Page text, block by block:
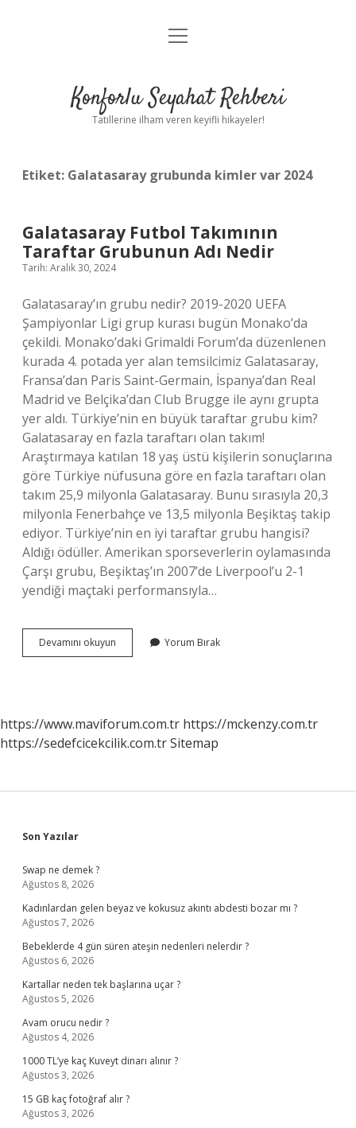
Anasayfa
Yasal Uyarı
menüyü
Konforlu Seyahat Rehberi
Tatillerine ilham veren keyifli hikayeler!
Etiket: Galatasaray grubunda kimler var 2024
Galatasaray Futbol Takımının
Taraftar Grubunun Adı Nedir
Tarih: Aralık 30, 2024
Galatasaray’ın grubu nedir? 2019-2020 UEFA
Şampiyonlar Ligi grup kurası bugün Monako’da
çekildi. Monako’daki Grimaldi Forum’da düzenlenen
kurada 4. potada yer alan temsilcimiz Galatasaray,
Fransa’dan Paris Saint-Germain, İspanya’dan Real
Madrid ve Belçika’dan Club Brugge ile aynı grupta
yer aldı. Türkiye’nin en büyük taraftar grubu kim?
Galatasaray en fazla taraftarı olan takım!
Araştırmaya katılan 18 yaş üstü kişilerin sonuçlarına
göre Türkiye nüfusuna göre en fazla taraftarı olan
takım 25,9 milyonla Galatasaray. Bunu sırasıyla 20,3
milyonla Fenerbahçe ve 13,5 milyonla Beşiktaş takip
ediyor. Türkiye’nin en iyi taraftar grubu hangisi?
Aldığı ödüller. Amerikan sporseverlerin oylamasında
Çarşı grubu, Beşiktaş’ın 2007’de Liverpool’u 2-1
yendiği maçtaki performansıyla…
Devamını okuyun Galatasaray
Futbol
Nedir
Yorum Bırak
https://www.maviforum.com.tr https://mckenzy.com.tr
https://sedefcicekcilik.com.trSitemap
Sidebar
Son Yazılar
Swap ne demek ?
Ağustos 8, 2026
Kadınlardan gelen beyaz ve kokusuz akıntı abdesti bozar mı ?
Ağustos 7, 2026
Bebeklerde 4 gün süren ateşin nedenleri nelerdir ?
Ağustos 6, 2026
Kartallar neden tek başlarına uçar ?
Ağustos 5, 2026
Avam orucu nedir ?
Ağustos 4, 2026
1000 TL’ye kaç Kuveyt dinarı alınır ?
Ağustos 3, 2026
15 GB kaç fotoğraf alır ?
Ağustos 3, 2026